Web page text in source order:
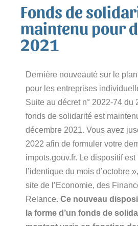
Fonds de
maintenu pour
2021
Dernière nouveauté sur le
pour les entreprises
Suite au décret n° 2022-74 du
fonds de solidarité est
décembre 2021. Vous avez
2022 afin de formuler votre
impots.gouv.fr. Le dispositif est
l’identique du mois d’octobre
site de l’Economie, des
Relance. Ce nouveau
la forme d’un fonds de